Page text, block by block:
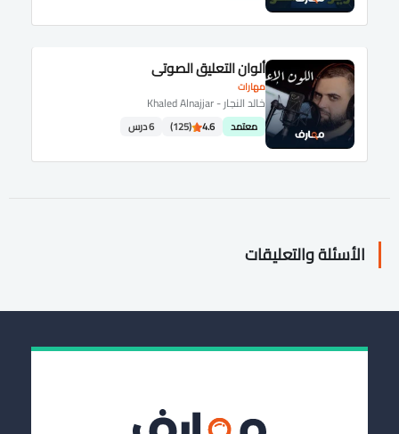
مهارات
ألوان التعليق الصوتي
خالد النجار - Khaled Alnajjar
معتمد 4.6
(125) 6 درس
الأسئلة والتعليقات